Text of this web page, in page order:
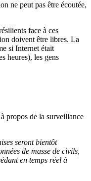
ne peut pas être écoutée,
face à ces
doivent être libres. La
si Internet était
heures), les gens
propos de la surveillance
seront bientôt
de masse de civils,
en temps réel à